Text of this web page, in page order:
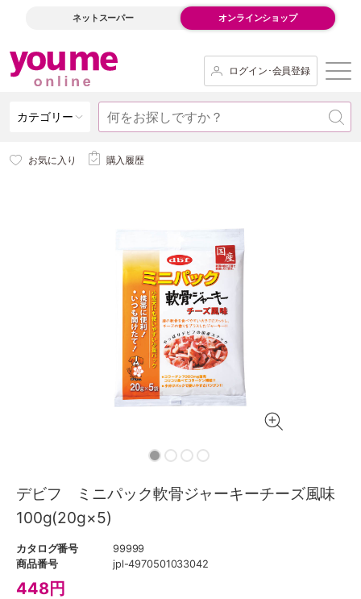
ネットスーパー オンラインショップ
ログイン･会員登録
カテゴリー
お気に入り 購入履歴
デビフ ミニパック軟骨ジャーキーチーズ風味
100g(20g×5)
カタログ番号
99999
商品番号
jpl-4970501033042
448円